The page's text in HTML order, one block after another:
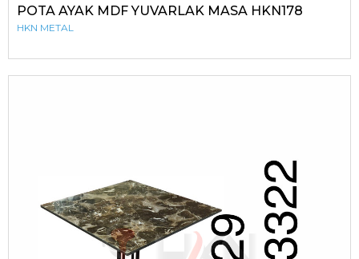
POTA AYAK MDF YUVARLAK MASA HKN178
HKN METAL